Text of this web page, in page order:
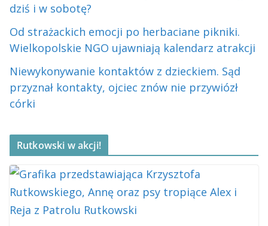
dziś i w sobotę?
Od strażackich emocji po herbaciane pikniki.
Wielkopolskie NGO ujawniają kalendarz atrakcji
Niewykonywanie kontaktów z dzieckiem. Sąd
przyznał kontakty, ojciec znów nie przywiózł
córki
Rutkowski w akcji!